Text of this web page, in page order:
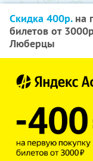
Скидка 400р.на
билетов от
Люберцы